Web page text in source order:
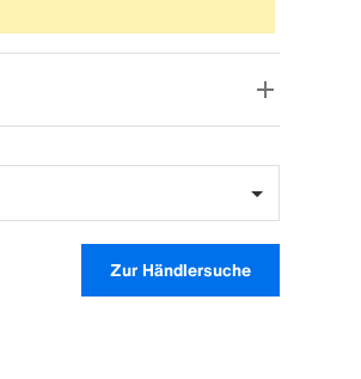
Zur Händlersuche